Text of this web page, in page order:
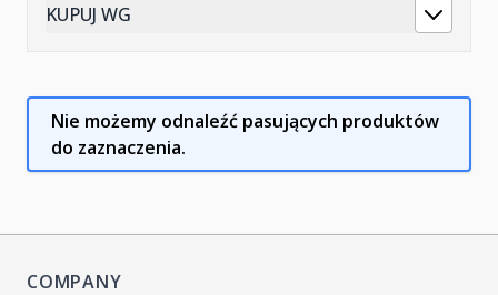
KUPUJ WG
Nie możemy odnaleźć pasujących produktów
do zaznaczenia.
COMPANY